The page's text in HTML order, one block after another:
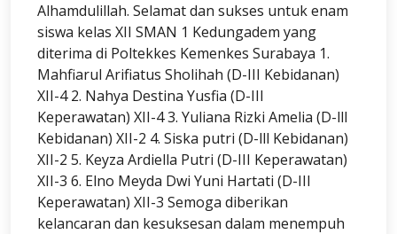
Alhamdulillah. Selamat dan sukses untuk enam
siswa kelas XII SMAN 1 Kedungadem yang
diterima di Poltekkes Kemenkes Surabaya 1.
Mahfiarul Arifiatus Sholihah (D-III Kebidanan)
XII-4 2. ⁠Nahya Destina Yusfia (D-III
Keperawatan) XII-4 3. Yuliana Rizki Amelia (D-lll
Kebidanan) XII-2 4. Siska putri (D-lll Kebidanan)
XII-2 5. Keyza Ardiella Putri (D-III Keperawatan)
XII-3 6. Elno Meyda Dwi Yuni Hartati (D-III
Keperawatan) XII-3 Semoga diberikan
kelancaran dan kesuksesan dalam menempuh